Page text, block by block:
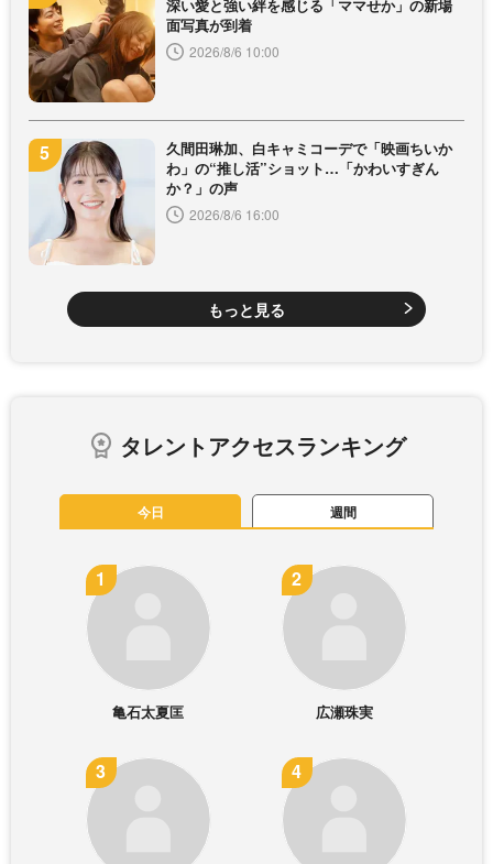
深い愛と強い絆を感じる「ママせか」の新場
面写真が到着
2026/8/6 10:00
久間田琳加、白キャミコーデで「映画ちいか
わ」の“推し活”ショット…「かわいすぎん
か？」の声
2026/8/6 16:00
もっと見る
タレントアクセスランキング
今日 週間
亀石太夏匡 広瀬珠実